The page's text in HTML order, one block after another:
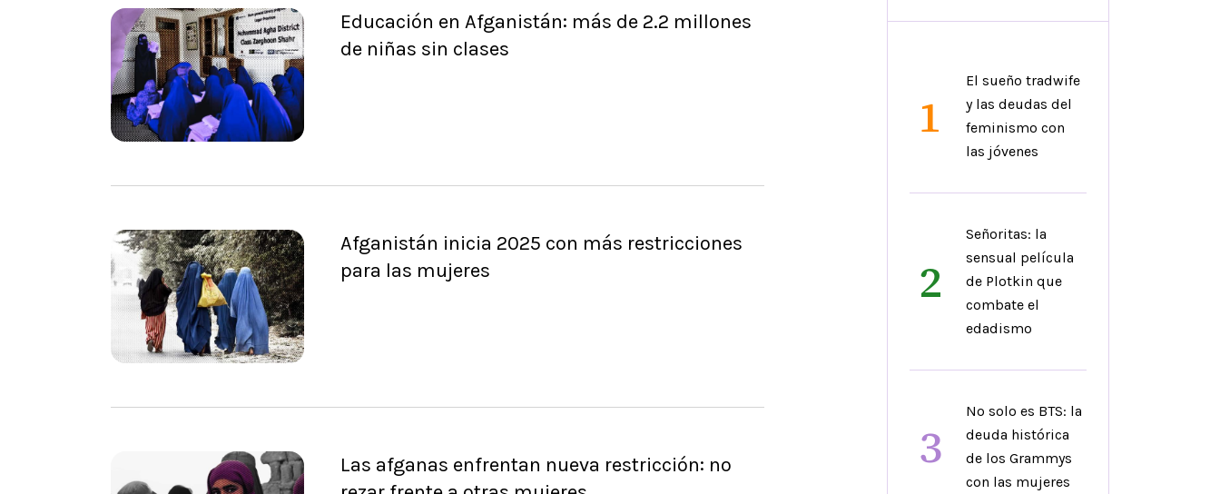
Educación en Afganistán: más de 2.2 millones
de niñas sin clases
Afganistán inicia 2025 con más restricciones
para las mujeres
Las afganas enfrentan nueva restricción: no
1
El sueño tradwife
y las deudas del
feminismo con
las jóvenes
2
Señoritas: la
sensual película
de Plotkin que
combate el
edadismo
3
No solo es BTS: la
deuda histórica
de los Grammys
con las mujeres